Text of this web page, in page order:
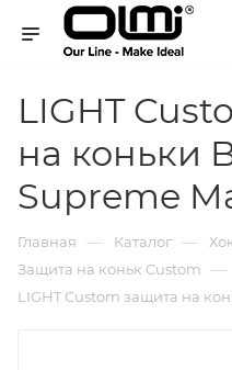
LIGHT
на коньки
Supreme
Главная — Каталог —
Защита на коньк Custom —
LIGHT Custom защита на